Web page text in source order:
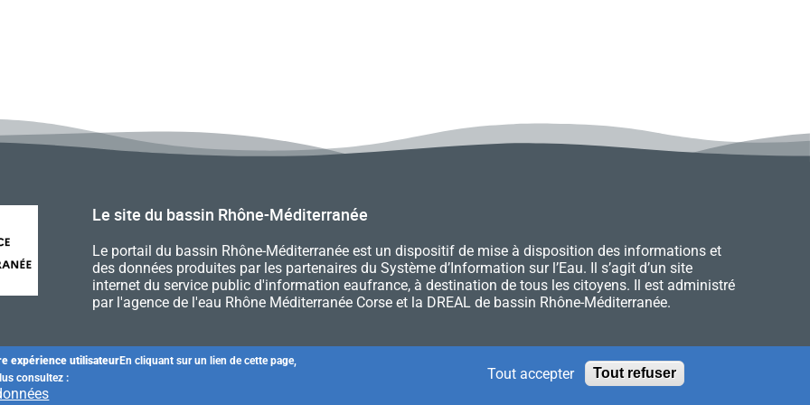
Le site du bassin Rhône-Méditerranée
Le portail du bassin Rhône-Méditerranée est un dispositif de mise à disposition des informations et
des données produites par les partenaires du Système d’Information sur l’Eau. Il s’agit d’un site
internet du service public d'information eaufrance, à destination de tous les citoyens. Il est administré
par l'agence de l'eau Rhône Méditerranée Corse et la DREAL de bassin Rhône-Méditerranée.
Règles et droits Plan du site Contacts Glossaires
expérience utilisateurEn cliquant sur un lien de cette page,
consultez :
Tout accepter Tout refuser